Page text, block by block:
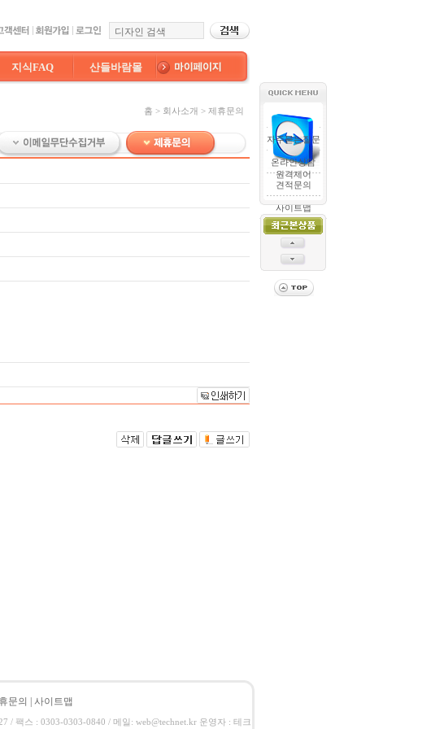
지식FAQ 산들바람몰
홈 > 회사소개 > 제휴문의
원격제어
자주묻는질문
온라인상담
견적문의
사이트맵
문의 사이트맵
/ 팩스 : 0303-0303-0840 / 메일: web@technet.kr 운영자 : 테크